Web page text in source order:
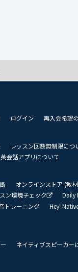
ログイン 再入会希望
レッスン回数無制限につ
英会話アプリについて
オンラインストア (教
ン環境チェック Daily
トレーニング Hey!
ネイティブスピーカー